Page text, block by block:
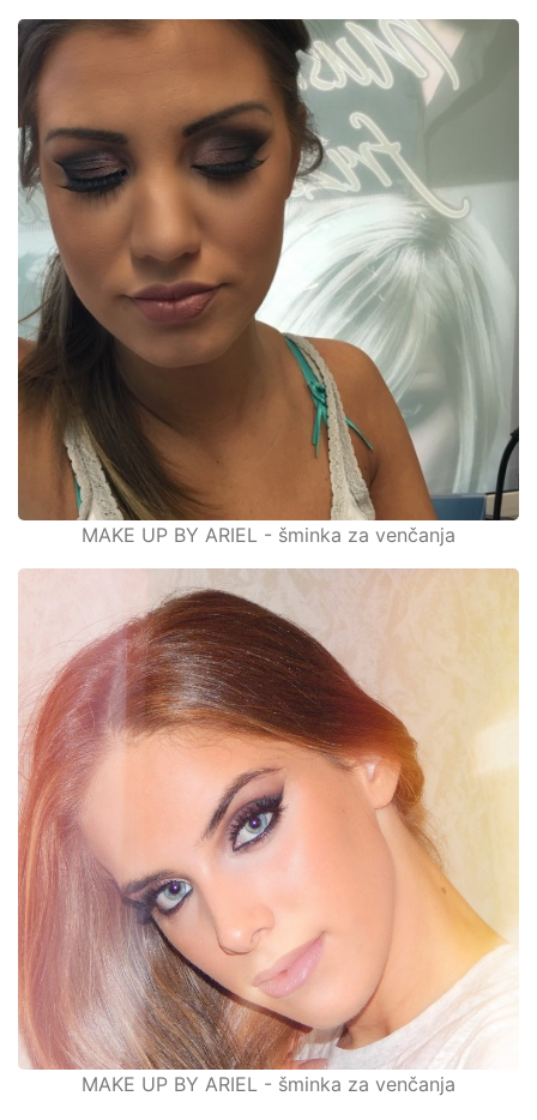
MAKE UP BY ARIEL - šminka za venčanja
MAKE UP BY ARIEL - šminka za venčanja